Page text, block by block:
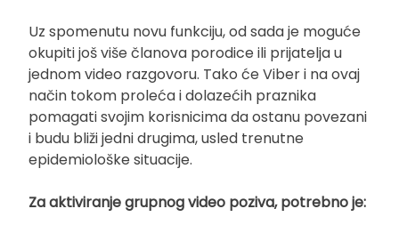
Uz spomenutu novu funkciju, od sada je moguće
okupiti još više članova porodice ili prijatelja u
jednom video razgovoru. Tako će Viber i na ovaj
način tokom proleća i dolazećih praznika
pomagati svojim korisnicima da ostanu povezani
i budu bliži jedni drugima, usled trenutne
epidemiološke situacije.
Za aktiviranje grupnog video poziva, potrebno je: